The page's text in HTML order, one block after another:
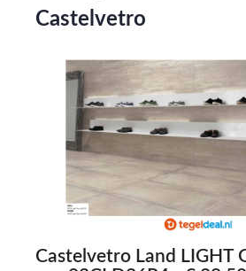
Castelvetro
Castelvetro Land LIGHT